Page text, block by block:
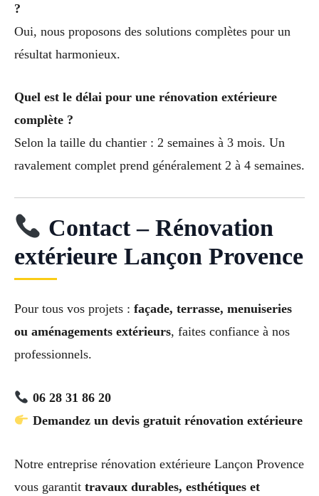
?
Oui, nous proposons des solutions complètes pour un
résultat harmonieux.
Quel est le délai pour une rénovation extérieure
complète ?
Selon la taille du chantier : 2 semaines à 3 mois. Un
ravalement complet prend généralement 2 à 4 semaines.
Contact – Rénovation
extérieure Lançon Provence
Pour tous vos projets : façade, terrasse, menuiseries
ou aménagements extérieurs, faites confiance à nos
professionnels.
06 28 31 86 20
Demandez un devis gratuit rénovation extérieure
Notre entreprise rénovation extérieure Lançon Provence
vous garantit travaux durables, esthétiques et